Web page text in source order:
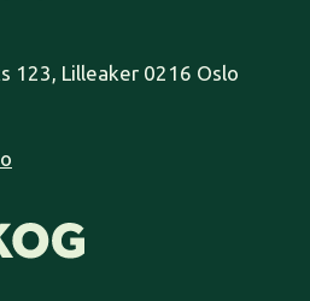
123, Lilleaker 0216 Oslo